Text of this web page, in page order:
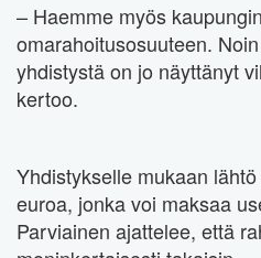
– Haemme myös
omarahoitusosuuteen.
yhdistystä on jo näyttänyt
kertoo.
Yhdistykselle mukaan
euroa, jonka voi maksaa
Parviainen ajattelee, että